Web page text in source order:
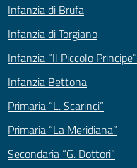
Infanzia di Brufa
Infanzia di Torgiano
Infanzia “Il Piccolo Principe”
Infanzia Bettona
Primaria “L. Scarinci”
Primaria “La Meridiana”
Secondaria “G. Dottori”